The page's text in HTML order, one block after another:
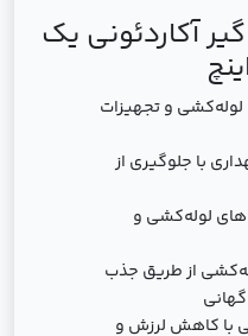
گیر آکاردئونی یک
و تجهیزات
با جلوگیری از
لوله‌کشی و
از طریق جذب
با کاهش لرزش و